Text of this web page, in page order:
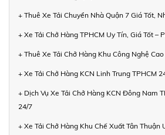
+ Thuê Xe Tải Chuyển Nhà Quận 7 Giá Tốt,
+ Xe Tải Chở Hàng TPHCM Uy Tín, Giá Tốt –
+ Thuê Xe Tải Chở Hàng Khu Công Nghệ
+ Xe Tải Chở Hàng KCN Linh Trung TPHCM
+ Dịch Vụ Xe Tải Chở Hàng KCN Đông Nam
24/7
+ Xe Tải Chở Hàng Khu Chế Xuất Tân Thuận